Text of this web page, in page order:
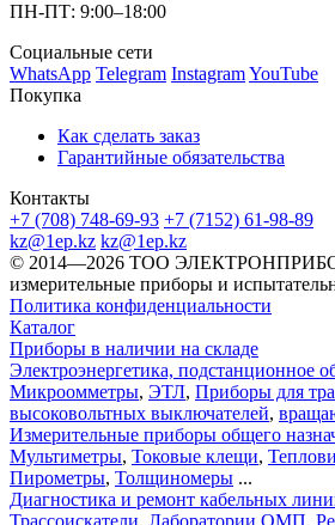
ПН-ПТ: 9:00–18:00
Социальные сети
WhatsApp Telegram InstagramYouTube
Покупка
Как сделать заказ
Гарантийные обязательства
Контакты
+7 (708) 748-69-93 +7 (7152) 61-98-89
kz@1ep.kz kz@1ep.kz
©️ 2014—2026 ТОО
измерительные приборы и
Политика конфиденциальности
Каталог
Приборы в наличии на складе
Электроэнергетика, подстанционное
Микроомметры, ЭТЛ, Приборы для
высоковольтных выключателей,
Измерительные приборы общего
Мультиметры, Токовые клещи,
Пирометры, Толщиномеры ...
Диагностика и ремонт кабельных